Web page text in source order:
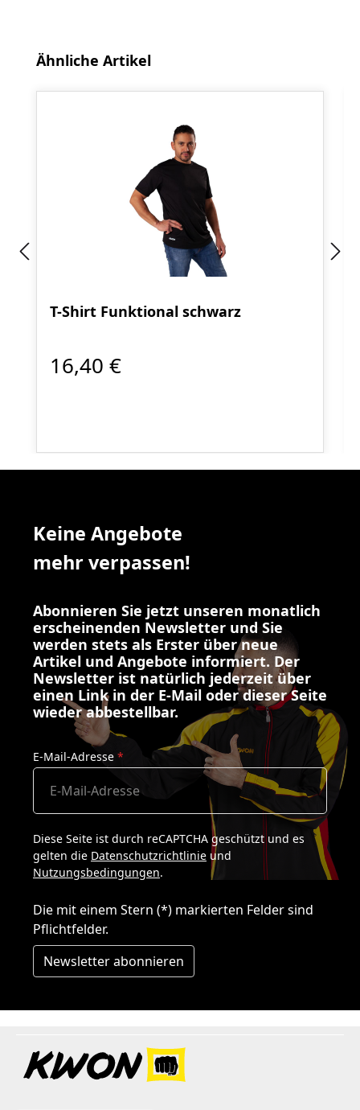
Produktgalerie überspringen
Ähnliche Artikel
T-Shirt Funktional schwarz
16,40 €
Keine Angebote
mehr verpassen!
Abonnieren Sie jetzt unseren monatlich
erscheinenden Newsletter und Sie
werden stets als Erster über neue
Artikel und Angebote informiert. Der
Newsletter ist natürlich jederzeit über
einen Link in der E-Mail oder dieser Seite
wieder abbestellbar.
E-Mail-Adresse *
Diese Seite ist durch reCAPTCHA geschützt und es
gelten die Datenschutzrichtlinie und
Nutzungsbedingungen.
Die mit einem Stern (*) markierten Felder sind
Pflichtfelder.
Newsletter abonnieren